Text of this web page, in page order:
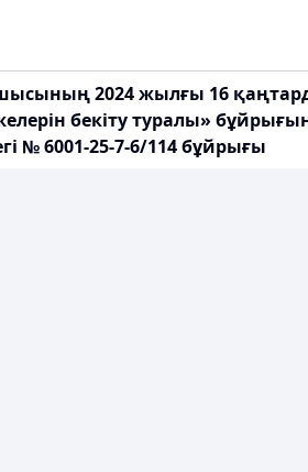
2024 жылғы 16
бекіту туралы»
№ 6001-25-7-6/114 бұйрығы